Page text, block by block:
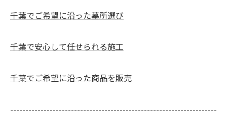
千葉でご希望に沿った墓所選び
千葉で安心して任せられる施工
千葉でご希望に沿った商品を販売
--------------------------------------------------------------------